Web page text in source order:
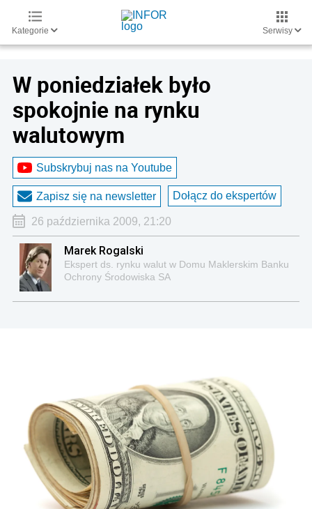
Kategorie Serwisy
W poniedziałek było
spokojnie na rynku
walutowym
Subskrybuj nas na Youtube
Zapisz się na newsletter Dołącz do ekspertów
26 października 2009, 21:20
Marek Rogalski
Ekspert ds. rynku walut w Domu Maklerskim Banku
Ochrony Środowiska SA